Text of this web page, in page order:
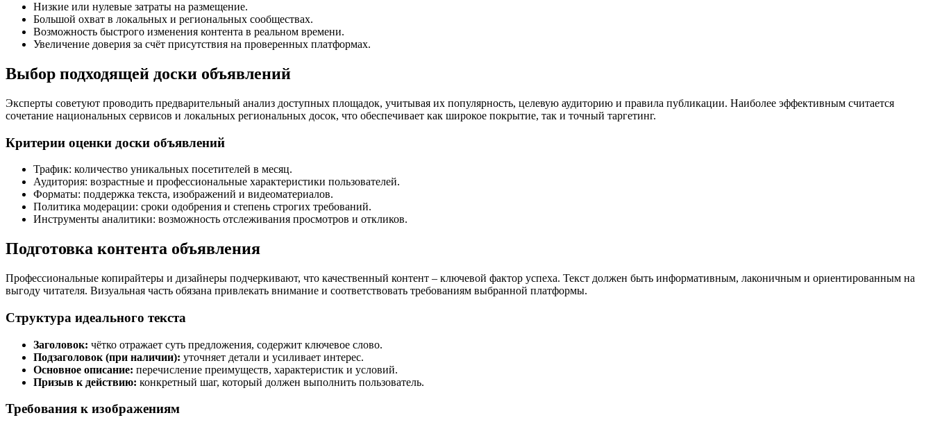
Низкие или нулевые затраты на размещение.
Большой охват в локальных и региональных сообществах.
Возможность быстрого изменения контента в реальном времени.
Увеличение доверия за счёт присутствия на проверенных платформах.
Выбор подходящей доски объявлений
Эксперты советуют проводить предварительный анализ доступных площадок, учитывая их популярность, целевую аудиторию и правила публикации. Наиболее эффективным считается
сочетание национальных сервисов и локальных региональных досок, что обеспечивает как широкое покрытие, так и точный таргетинг.
Критерии оценки доски объявлений
Трафик: количество уникальных посетителей в месяц.
Аудитория: возрастные и профессиональные характеристики пользователей.
Форматы: поддержка текста, изображений и видеоматериалов.
Политика модерации: сроки одобрения и степень строгих требований.
Инструменты аналитики: возможность отслеживания просмотров и откликов.
Подготовка контента объявления
Профессиональные копирайтеры и дизайнеры подчеркивают, что качественный контент – ключевой фактор успеха. Текст должен быть информативным, лаконичным и ориентированным на
выгоду читателя. Визуальная часть обязана привлекать внимание и соответствовать требованиям выбранной платформы.
Структура идеального текста
Заголовок: чётко отражает суть предложения, содержит ключевое слово.
Подзаголовок (при наличии): уточняет детали и усиливает интерес.
Основное описание: перечисление преимуществ, характеристик и условий.
Призыв к действию: конкретный шаг, который должен выполнить пользователь.
Требования к изображениям